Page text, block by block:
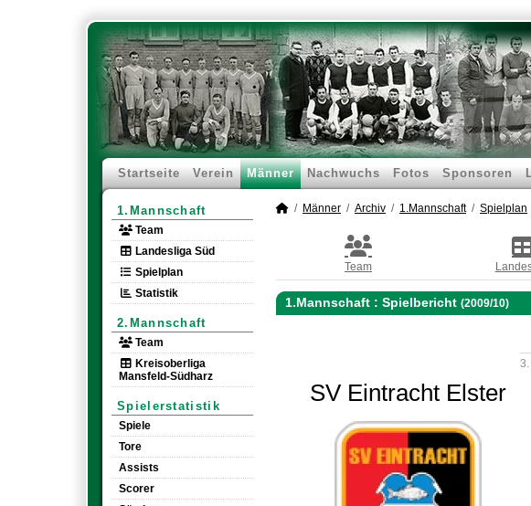
Startseite Verein Männer Nachwuchs Fotos Sponsoren
1.Mannschaft
Team
Landesliga Süd
Spielplan
Statistik
2.Mannschaft
Team
Kreisoberliga
Mansfeld-Südharz
Spielerstatistik
Spiele
Tore
Assists
Scorer
Männer Archiv 1.Mannschaft Spielplan
Team
1.Mannschaft : Spielbericht (2009/10)
SV Eintracht Elster